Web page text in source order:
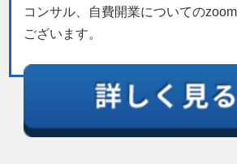
コンサル、自費開業についての
ございます。